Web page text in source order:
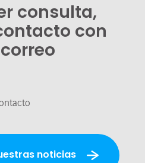
consulta,
con
noticias